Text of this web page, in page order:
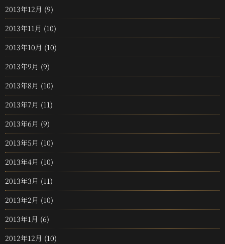
2013年12月 (9)
2013年11月 (10)
2013年10月 (10)
2013年9月 (9)
2013年8月 (10)
2013年7月 (11)
2013年6月 (9)
2013年5月 (10)
2013年4月 (10)
2013年3月 (11)
2013年2月 (10)
2013年1月 (6)
2012年12月 (10)